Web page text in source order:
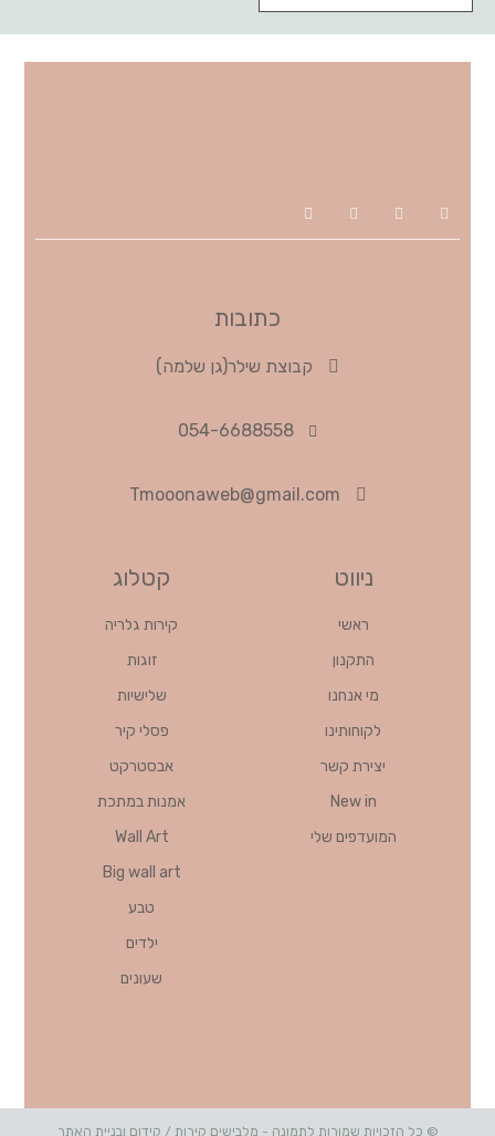
כתובות
קבוצת שילר(גן שלמה)
054-6688558
Tmooonaweb@gmail.com
ניווט
ראשי
התקנון
מי אנחנו
לקוחותינו
יצירת קשר
New in
המועדפים שלי
קטלוג
קירות גלריה
זוגות
שלישיות
פסלי קיר
אבסטרקט
אמנות במתכת
Wall Art
Big wall art
טבע
ילדים
שעונים
© כל הזכויות שמורות לתמונה - מלבישים קירות / קידום ובניית האתר